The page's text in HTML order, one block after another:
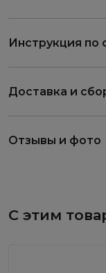
Инструкция по
Доставка и
Отзывы и фото
С этим